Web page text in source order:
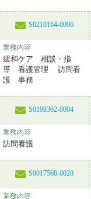
S0210164-0006
業務内容
緩和ケア 相談・指
導 看護管理 訪問看
護 事務
S0198362-0004
業務内容
訪問看護
S0017568-0020
業務内容